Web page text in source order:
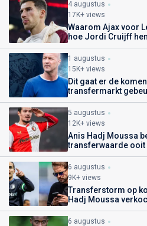
4 augustus
17K+ views
Waarom Ajax voor
hoe Jordi Cruijff
1 augustus
15K+ views
Dit gaat er de
transfermarkt
5 augustus
12K+ views
Anis Hadj Moussa
transferwaarde ooit
6 augustus
9K+ views
Transferstorm op
Hadj Moussa
6 augustus